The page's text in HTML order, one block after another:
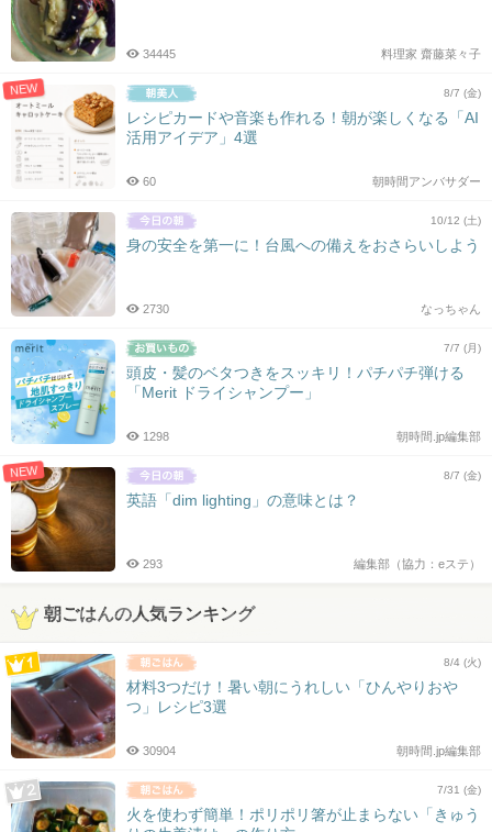
料理家 齋藤菜々子
34445
NEW 8/7 (金)
レシピカードや音楽も作れる！朝が楽しくなる「AI
活用アイデア」4選
朝時間アンバサダー
60
10/12 (土)
身の安全を第一に！台風への備えをおさらいしよう
なっちゃん
2730
7/7 (月)
頭皮・髪のベタつきをスッキリ！パチパチ弾ける
「Merit ドライシャンプー」
朝時間.jp編集部
1298
NEW 8/7 (金)
英語「dim lighting」の意味とは？
編集部（協力：eステ）
293
朝ごはんの人気ランキング
8/4 (火)
材料3つだけ！暑い朝にうれしい「ひんやりおや
つ」レシピ3選
朝時間.jp編集部
30904
7/31 (金)
火を使わず簡単！ポリポリ箸が止まらない「きゅう